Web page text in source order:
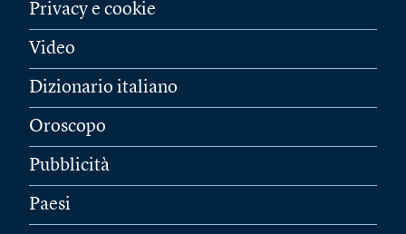
Privacy e cookie
Video
Dizionario italiano
Oroscopo
Pubblicità
Paesi